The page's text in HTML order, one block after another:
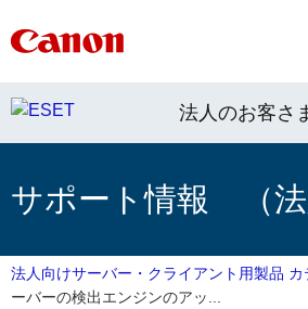
法人のお客さ
サポート情報 （法
法人向けサーバー・クライアント用製品
ーバーの検出エンジンのアッ...